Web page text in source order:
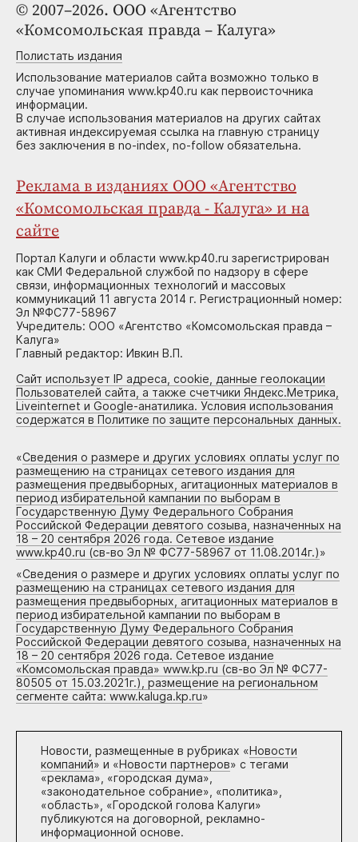
© 2007–2026. ООО «Агентство
«Комсомольская правда – Калуга»
Полистать издания
Использование материалов сайта возможно только в
случае упоминания www.kp40.ru как первоисточника
информации.
В случае использования материалов на других сайтах
активная индексируемая ссылка на главную страницу
без заключения в no-index, no-follow обязательна.
Реклама в изданиях ООО «Агентство
«Комсомольская правда - Калуга» и на
сайте
Портал Калуги и области www.kp40.ru зарегистрирован
как СМИ Федеральной службой по надзору в сфере
связи, информационных технологий и массовых
коммуникаций 11 августа 2014 г. Регистрационный номер:
Эл №ФС77-58967
Учредитель: ООО «Агентство «Комсомольская правда –
Калуга»
Главный редактор: Ивкин В.П.
Сайт использует IP адреса, cookie, данные геолокации
Пользователей сайта, а также счетчики Яндекс.Метрика,
Liveinternet и Google-анатилика. Условия использования
содержатся в Политике по защите персональных данных.
«Сведения о размере и других условиях оплаты услуг по
размещению на страницах сетевого издания для
размещения предвыборных, агитационных материалов в
период избирательной кампании по выборам в
Государственную Думу Федерального Собрания
Российской Федерации девятого созыва, назначенных на
18 – 20 сентября 2026 года. Сетевое издание
www.kp40.ru (св-во Эл № ФС77-58967 от 11.08.2014г.)»
«Сведения о размере и других условиях оплаты услуг по
размещению на страницах сетевого издания для
размещения предвыборных, агитационных материалов в
период избирательной кампании по выборам в
Государственную Думу Федерального Собрания
Российской Федерации девятого созыва, назначенных на
18 – 20 сентября 2026 года. Сетевое издание
«Комсомольская правда» www.kp.ru (св-во Эл № ФС77-
80505 от 15.03.2021г.), размещение на региональном
сегменте сайта: www.kaluga.kp.ru»
Новости, размещенные в рубриках «Новости
компаний» и «Новости партнеров» с тегами
«реклама», «городская дума»,
«законодательное собрание», «политика»,
«область», «Городской голова Калуги»
публикуются на договорной, рекламно-
информационной основе.